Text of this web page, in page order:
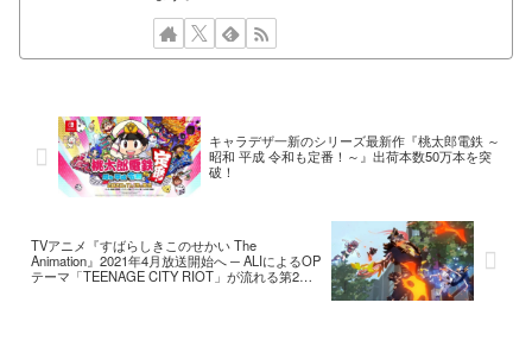
キャラデザ一新のシリーズ最新作『桃太郎電鉄 ～
昭和 平成 令和も定番！～』出荷本数50万本を突
破！
TVアニメ『すばらしきこのせかい The
Animation』2021年4月放送開始へ ─ ALIによるOP
テーマ「TEENAGE CITY RIOT」が流れる第2弾